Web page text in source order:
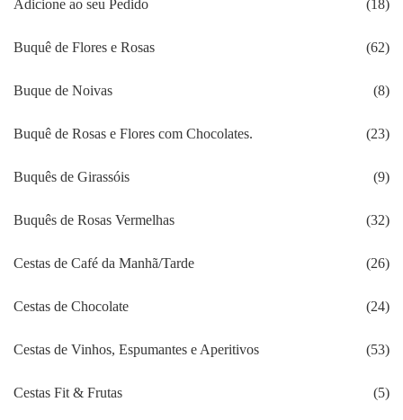
Adicione ao seu Pedido (18)
Buquê de Flores e Rosas (62)
Buque de Noivas (8)
Buquê de Rosas e Flores com Chocolates. (23)
Buquês de Girassóis (9)
Buquês de Rosas Vermelhas (32)
Cestas de Café da Manhã/Tarde (26)
Cestas de Chocolate (24)
Cestas de Vinhos, Espumantes e Aperitivos (53)
Cestas Fit & Frutas (5)